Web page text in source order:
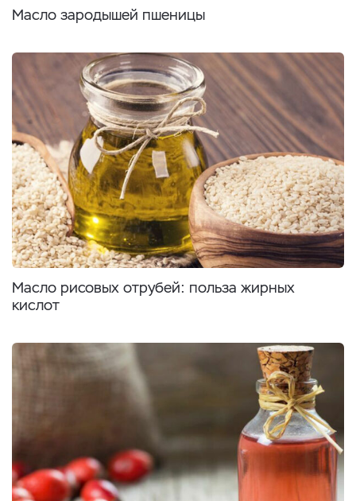
Масло зародышей пшеницы
Масло рисовых отрубей: польза жирных
кислот